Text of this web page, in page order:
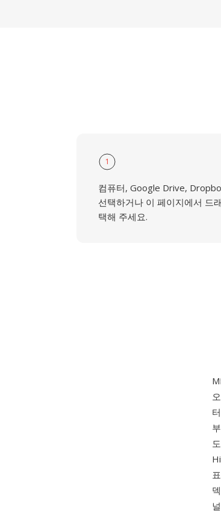
1
컴퓨터, Google Drive,
선택하거나 이 페이지에서 드
택해 주세요.